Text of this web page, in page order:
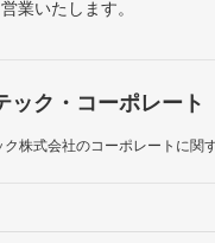
業いたします。
ック・コーポレート
ク株式会社のコーポレートに関